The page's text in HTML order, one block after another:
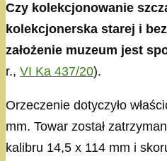
Czy kolekcjonowanie
kolekcjonerska starej i
założenie muzeum jest
r., VI Ka 437/20).
Orzeczenie dotyczyło
mm. Towar został
kalibru 14,5 x 114 mm i